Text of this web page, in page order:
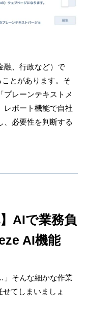
融、行政など）で
とがあります。そ
プレーンテキストメ
レポート機能で自社
、必要性を判断する
AIで業務負
AI機能
」そんな細かな作業
てしまいましょ